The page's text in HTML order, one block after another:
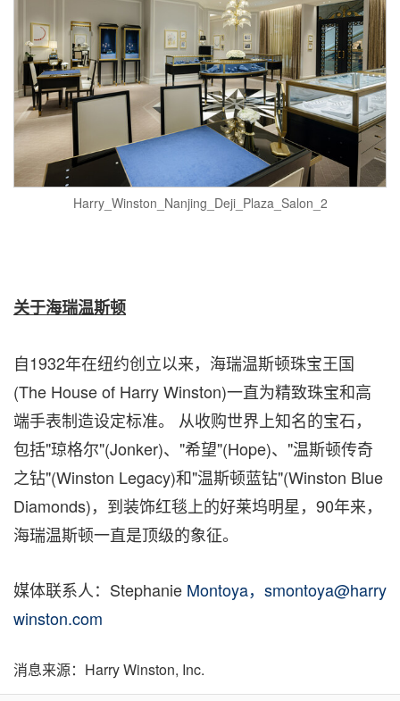
Harry_Winston_Nanjing_Deji_Plaza_Salon_2
关于海瑞温斯顿
自1932年在纽约创立以来，海瑞温斯顿珠宝王国
(The House of Harry Winston)一直为精致珠宝和高
端手表制造设定标准。 从收购世界上知名的宝石，
包括"琼格尔"(Jonker)、"希望"(Hope)、"温斯顿传奇
之钻"(Winston Legacy)和"温斯顿蓝钻"(Winston Blue
Diamonds)，到装饰红毯上的好莱坞明星，90年来，
海瑞温斯顿一直是顶级的象征。
媒体联系人：Stephanie Montoya，smontoya@harry
winston.com
消息来源：Harry Winston, Inc.